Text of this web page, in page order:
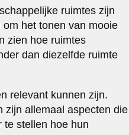
ruimtes zijn
het tonen van mooie
zien hoe ruimtes
dan diezelfde ruimte
relevant kunnen zijn.
zijn allemaal aspecten die
te stellen hoe hun